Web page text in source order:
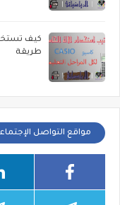
كيف
طريقة
مواقع التواصل